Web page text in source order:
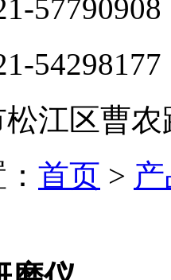
57790908
54298177
江区曹农
首页 >